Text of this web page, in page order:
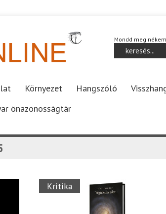
Mondd meg
Környezet Hangszóló
önazonosságtár
Kritika